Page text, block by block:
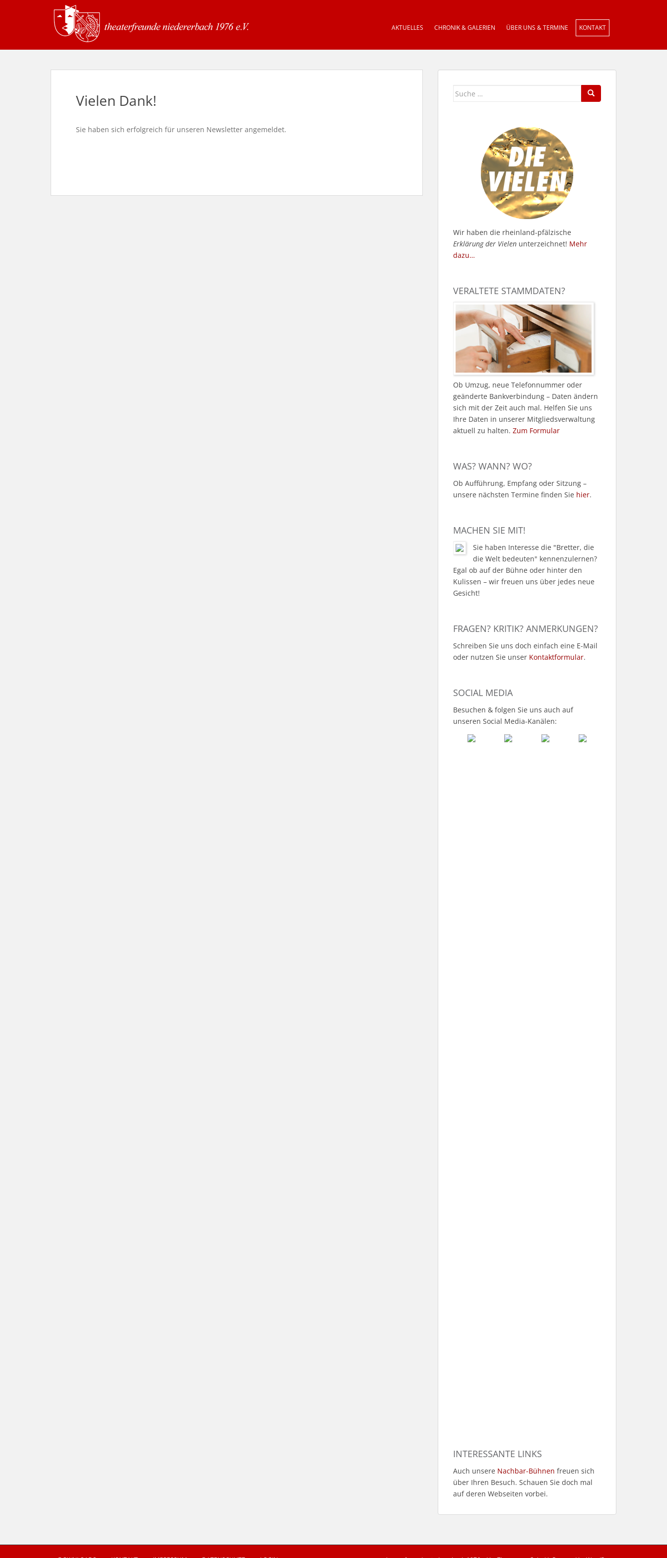
t
AKTUELLES CHRONIK & GALERIEN ÜBER UNS & TERMINE KONTAKT
Vielen Dank!
Sie haben sich erfolgreich für unseren Newsletter angemeldet.
Suche
Wir haben die rheinland-pfälzische
Erklärung der Vielen unterzeichnet! Mehr
dazu…
VERALTETE STAMMDATEN?
Ob Umzug, neue Telefonnummer oder
geänderte Bankverbindung – Daten ändern
sich mit der Zeit auch mal. Helfen Sie uns
Ihre Daten in unserer Mitgliedsverwaltung
aktuell zu halten. Zum Formular
WAS? WANN? WO?
Ob Aufführung, Empfang oder Sitzung –
unsere nächsten Termine finden Sie hier.
MACHEN SIE MIT!
Sie haben Interesse die "Bretter, die
die Welt bedeuten" kennenzulernen?
Egal ob auf der Bühne oder hinter den
Kulissen – wir freuen uns über jedes neue
Gesicht!
FRAGEN? KRITIK? ANMERKUNGEN?
Schreiben Sie uns doch einfach eine E-Mail
oder nutzen Sie unser Kontaktformular.
SOCIAL MEDIA
Besuchen & folgen Sie uns auch auf
unseren Social Media-Kanälen:
INTERESSANTE LINKS
Auch unsere Nachbar-Bühnen freuen sich
über Ihren Besuch. Schauen Sie doch mal
auf deren Webseiten vorbei.